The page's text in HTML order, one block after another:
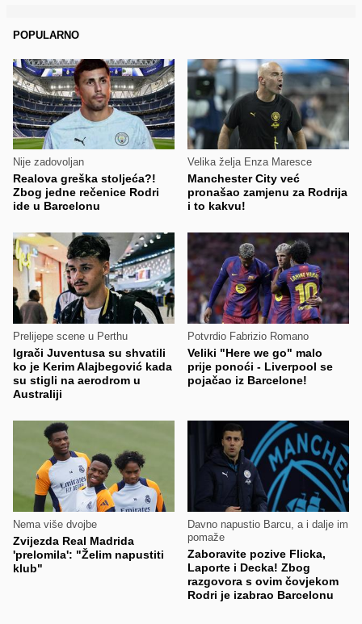
POPULARNO
Nije zadovoljan
Realova greška stoljeća?!
Zbog jedne rečenice Rodri
ide u Barcelonu
Velika želja Enza Maresce
Manchester City već
pronašao zamjenu za Rodrija
i to kakvu!
Prelijepe scene u Perthu
Igrači Juventusa su shvatili
ko je Kerim Alajbegović kada
su stigli na aerodrom u
Australiji
Potvrdio Fabrizio Romano
Veliki "Here we go" malo
prije ponoći - Liverpool se
pojačao iz Barcelone!
Nema više dvojbe
Zvijezda Real Madrida
'prelomila': "Želim napustiti
klub"
Davno napustio Barcu, a i dalje im
pomaže
Zaboravite pozive Flicka,
Laporte i Decka! Zbog
razgovora s ovim čovjekom
Rodri je izabrao Barcelonu